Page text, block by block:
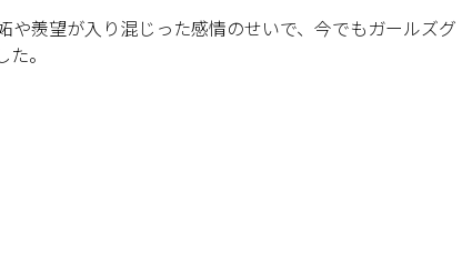
羨望が入り混じった感情のせいで、今でもガールズグ
。